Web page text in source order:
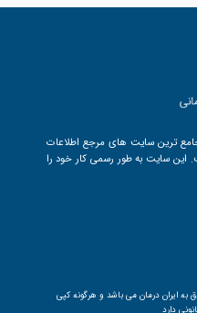
ترین سایت های مرجع اطلاعات
این سایت به طور رسمی کار خود را
ایران درمان می باشد و هرگونه کپی
دارد